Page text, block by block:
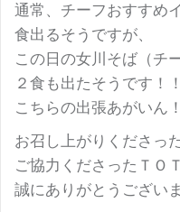
通常、チーフおすすめ
食出るそうですが、
この日の女川そば（チ
２食も出たそうです！！
こちらの出張あがいん
お召し上がりくださっ
ご協力くださったＴＯ
誠にありがとうござい